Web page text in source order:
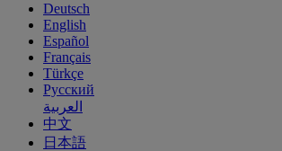
Deutsch
English
Español
Français
Türkçe
Русский
العربية
中文
日本語